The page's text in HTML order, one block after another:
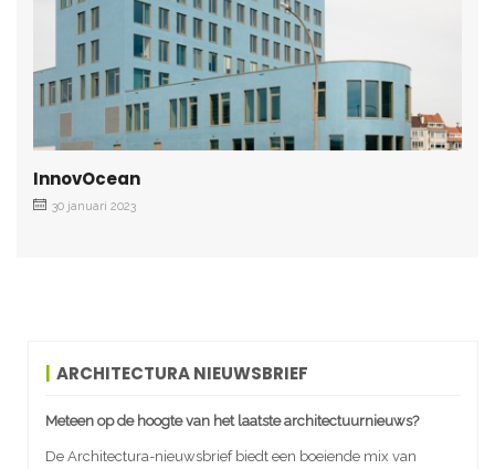
InnovOcean
30 januari 2023
ARCHITECTURA NIEUWSBRIEF
Meteen op de hoogte van het laatste architectuurnieuws?
De Architectura-nieuwsbrief biedt een boeiende mix van